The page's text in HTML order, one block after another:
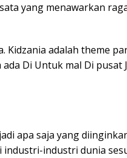
yang menawarkan
Kidzania adalah theme
Di Untuk mal Di pusat
apa saja yang
industri-industri dunia